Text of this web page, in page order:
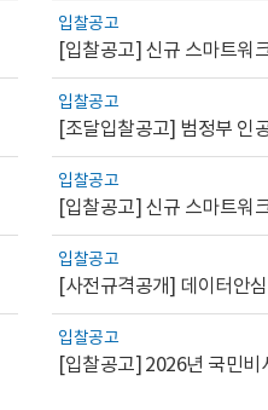
입찰공고
[입찰공고] 신규 스마트워
입찰공고
[조달입찰공고] 범정부 인
입찰공고
[입찰공고] 신규 스마트워
입찰공고
입찰공고
[입찰공고] 2026년 국민비